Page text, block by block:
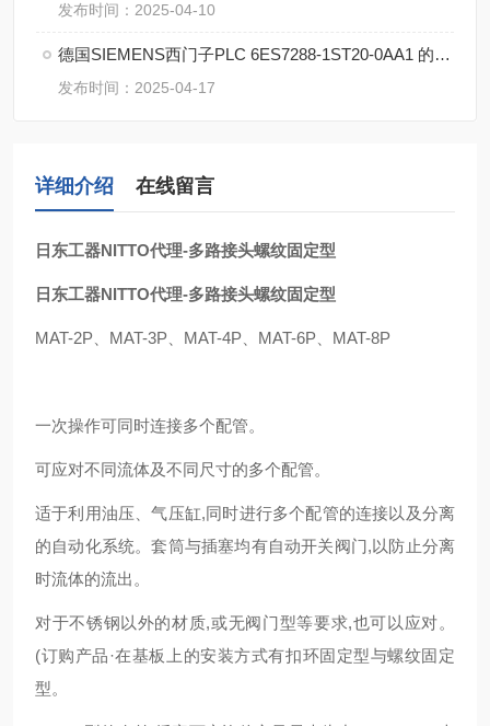
发布时间：2025-04-10
德国SIEMENS西门子PLC 6ES7288-1ST20-0AA1 的特点
发布时间：2025-04-17
详细介绍 在线留言
日东工器NITTO代理-多路接头螺纹固定型
日东工器NITTO代理-多路接头螺纹固定型
MAT-2P、MAT-3P、MAT-4P、MAT-6P、MAT-8P
一次操作可同时连接多个配管。
可应对不同流体及不同尺寸的多个配管。
适于利用油压、气压缸,同时进行多个配管的连接以及分离
的自动化系统。套筒与插塞均有自动开关阀门,以防止分离
时流体的流出。
对于不锈钢以外的材质,或无阀门型等要求,也可以应对。
(订购产品·在基板上的安装方式有扣环固定型与螺纹固定
型。